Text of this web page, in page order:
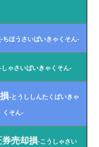
-ちほうさいばいきゃくそん-
しゃさいばいきゃくそん-
-とうししんたくばいきゃ
くそん-
売却損-こうしゃさい